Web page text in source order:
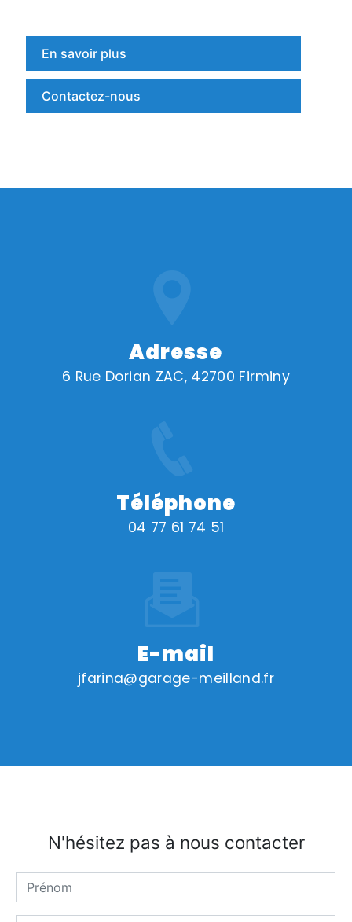
En savoir plus
Contactez-nous
Adresse
6 Rue Dorian ZAC, 42700 Firminy
Téléphone
04 77 61 74 51
E-mail
jfarina@garage-meilland.fr
N'hésitez pas à nous contacter